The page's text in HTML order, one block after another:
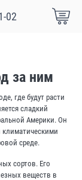
02
за ним
где будут расти
сладкий
Америки. Он
среде.
сортов. Его
веществ в